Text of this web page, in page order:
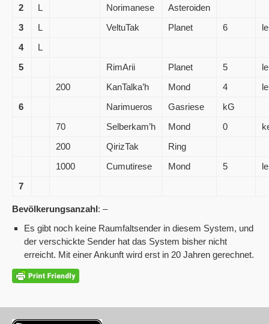
2
L Norimanese
Asteroiden
3
L VeltuTak Planet 6
4
L
5
RimArii Planet 5
200
KanTalka’h Mond 4
6
Narimueros Gasriese
kG
70
Selberkam’h Mond 0
200
QirizTak
Ring
1000
Cumutirese Mond 5
7
Bevölkerungsanzahl: –
Es gibt noch keine Raumfaltsender in diesem System, und
der verschickte Sender hat das System bisher nicht
erreicht. Mit einer Ankunft wird erst in 20 Jahren gerechnet.